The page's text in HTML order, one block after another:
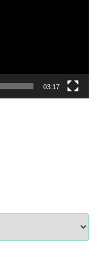
03:17